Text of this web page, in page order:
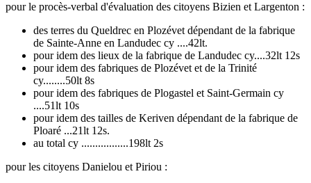
pour le procès-verbal d'évaluation des citoyens Bizien et Largenton :
des terres du Queldrec en Plozévet dépendant de la fabrique
de Sainte-Anne en Landudec cy ....42lt.
pour idem des lieux de la fabrique de Landudec cy....32lt 12s
pour idem des fabriques de Plozévet et de la Trinité
cy........50lt 8s
pour idem des fabriques de Plogastel et Saint-Germain cy
....51lt 10s
pour idem des tailles de Keriven dépendant de la fabrique de
Ploaré ...21lt 12s.
au total cy .................198lt 2s
pour les citoyens Danielou et Piriou :